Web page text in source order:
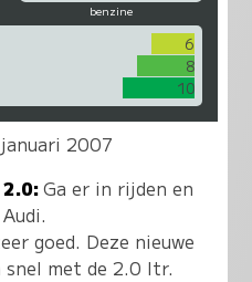
benzine
6
8
10
2007
2.0:Ga er in rijden en
goed. Deze nieuwe
snel met de 2.0 ltr.